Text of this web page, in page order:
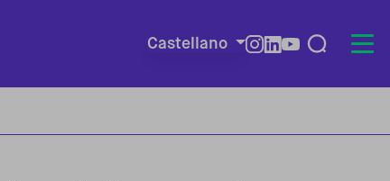
Castellano Redes